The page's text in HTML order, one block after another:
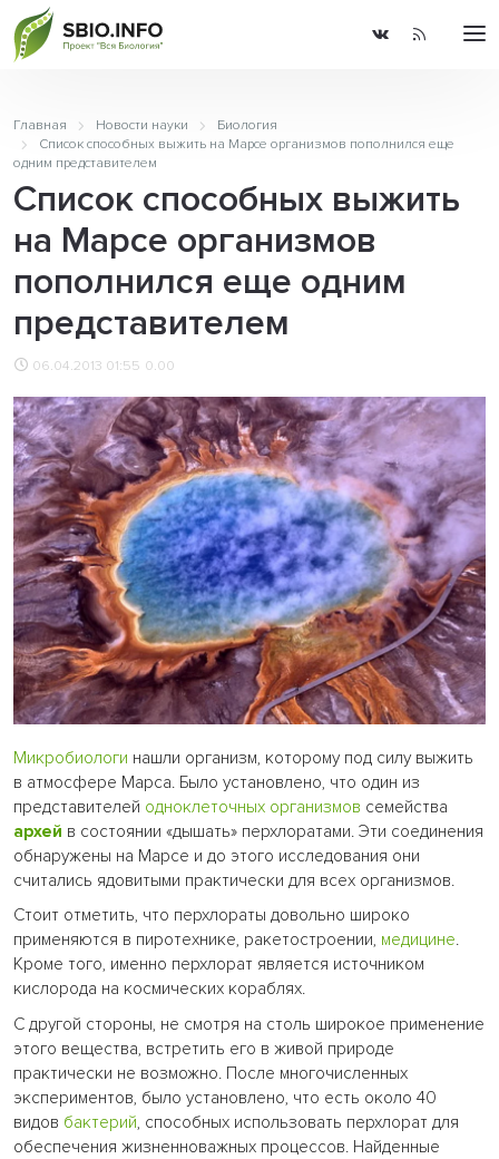
Главная Новости науки
Биология
Список способных выжить на Марсе организмов пополнился еще
одним представителем
Список способных выжить
на Марсе организмов
пополнился еще одним
представителем
06.04.2013 01:55 0.00
Микробиологи нашли организм, которому под силу выжить
в атмосфере Марса. Было установлено, что один из
представителей одноклеточных организмов семейства
архей в состоянии «дышать» перхлоратами. Эти соединения
обнаружены на Марсе и до этого исследования они
считались ядовитыми практически для всех организмов.
Стоит отметить, что перхлораты довольно широко
применяются в пиротехнике, ракетостроении, медицине.
Кроме того, именно перхлорат является источником
кислорода на космических кораблях.
С другой стороны, не смотря на столь широкое применение
этого вещества, встретить его в живой природе
практически не возможно. После многочисленных
экспериментов, было установлено, что есть около 40
видов бактерий, способных использовать перхлорат для
обеспечения жизненноважных процессов. Найденные